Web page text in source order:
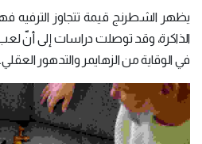
يظهر الشطرنج قيمة تتجاوز
الذاكرة، وقد توصلت دراسات إلى أنّ
في الوقاية من الزهايمر والتدهور العقلي.